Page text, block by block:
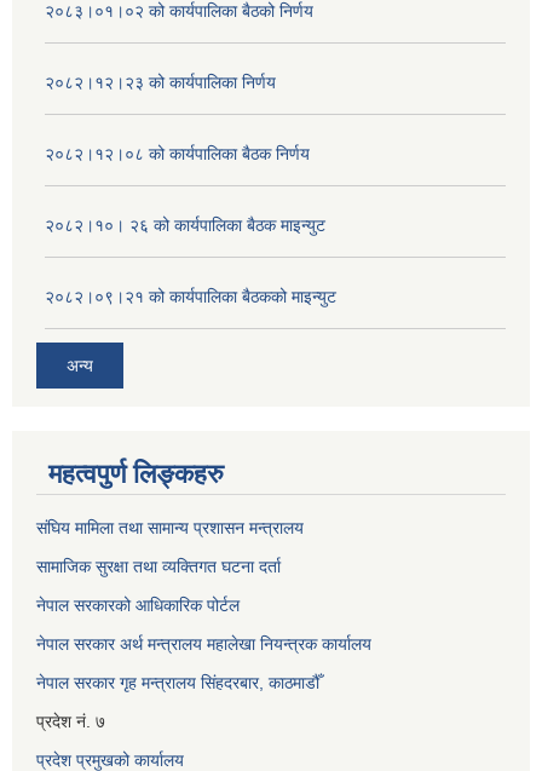
२०८३।०१।०२ को कार्यपालिका बैठको निर्णय
२०८२।१२।२३ को कार्यपालिका निर्णय
२०८२।१२।०८ को कार्यपालिका बैठक निर्णय
२०८२।१०। २६ को कार्यपालिका बैठक माइन्युट
२०८२।०९।२१ को कार्यपालिका बैठकको माइन्युट
अन्य
महत्वपुर्ण लिङ्कहरु
संघिय मामिला तथा सामान्य प्रशासन मन्त्रालय
सामाजिक सुरक्षा तथा व्यक्तिगत घटना दर्ता
नेपाल सरकारको आधिकारिक पोर्टल
नेपाल सरकार अर्थ मन्त्रालय महालेखा नियन्त्रक कार्यालय
नेपाल सरकार गृह मन्त्रालय सिंहदरबार, काठमाडौँ
प्रदेश नं. ७
प्रदेश प्रमुखको कार्यालय